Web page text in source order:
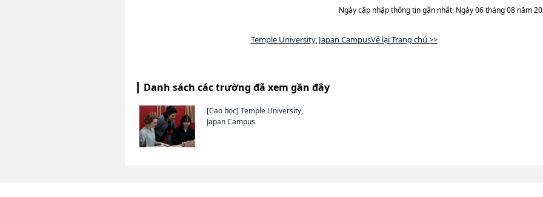
Ngày cập nhập thông tin gần nhất: Ngày 06 tháng 08 năm
Temple University, Japan CampusVề lại Trang chủ >>
Danh sách các trường đã xem gần đây
[Cao học] Temple University,
Japan Campus